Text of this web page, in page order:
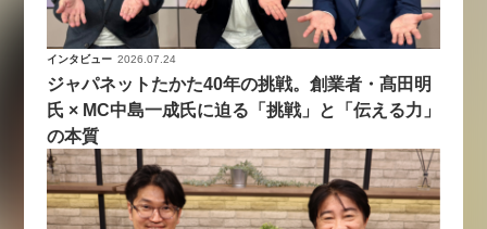
インタビュー 2026.07.24
ジャパネットたかた40年の挑戦。創業者・髙田明
氏 × MC中島一成氏に迫る「挑戦」と「伝える力」
の本質